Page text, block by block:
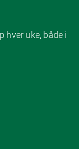
hver uke, både i